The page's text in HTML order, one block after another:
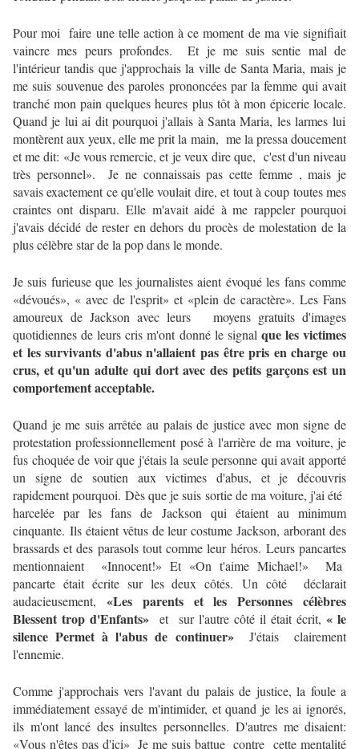
Pour moi faire une telle action à ce moment de ma vie signifiait
vaincre mes peurs profondes.
Et je me suis sentie mal de
l'intérieur tandis que j'approchais la ville de Santa Maria, mais je
me suis souvenue des paroles prononcées par la femme qui avait
tranché mon pain quelques heures plus tôt à mon épicerie locale.
Quand je lui ai dit pourquoi j'allais à Santa Maria, les larmes lui
montèrent aux yeux, elle me prit la main, me la pressa doucement
et me dit: «Je vous remercie, et je veux dire que, c'est d'un niveau
très personnel». Je ne connaissais pas cette femme , mais je
savais exactement ce qu'elle voulait dire, et tout à coup toutes mes
craintes ont disparu. Elle m'avait aidé à me rappeler pourquoi
j'avais décidé de rester en dehors du procès de molestation de la
plus célèbre star de la pop dans le monde.
Je suis furieuse que les journalistes aient évoqué les fans comme
«dévoués», « avec de l'esprit» et «plein de caractère». Les Fans
amoureux de Jackson avec leurs moyens gratuits d'images
quotidiennes de leurs cris m'ont donné le signal que les victimes
et les survivants d'abus n'allaient pas être pris en charge ou
crus, et qu'un adulte qui dort avec des petits garçons est un
comportement acceptable.
Quand je me suis arrêtée au palais de justice avec mon signe de
protestation professionnellement posé à l'arrière de ma voiture, je
fus choquée de voir que j'étais la seule personne qui avait apporté
un signe de soutien aux victimes d'abus, et je découvris
rapidement pourquoi. Dès que je suis sortie de ma voiture, j'ai été
harcelée par les fans de Jackson qui étaient au minimum
cinquante. Ils étaient vêtus de leur costume Jackson, arborant des
brassards et des parasols tout comme leur héros. Leurs pancartes
mentionnaient «Innocent!» Et «On t'aime Michael!» Ma
pancarte était écrite sur les deux côtés. Un côté déclarait
audacieusement, «Les parents et les Personnes célèbres
Blessent trop d'Enfants» et sur l'autre côté il était écrit, « le
silence Permet à l'abus de continuer»J'étais clairement
l'ennemie.
Comme j'approchais vers l'avant du palais de justice, la foule a
immédiatement essayé de m'intimider, et quand je les ai ignorés,
ils m'ont lancé des insultes personnelles. D'autres me disaient:
«Vous n'êtes pas d'ici» Je me suis battue contre cette mentalité